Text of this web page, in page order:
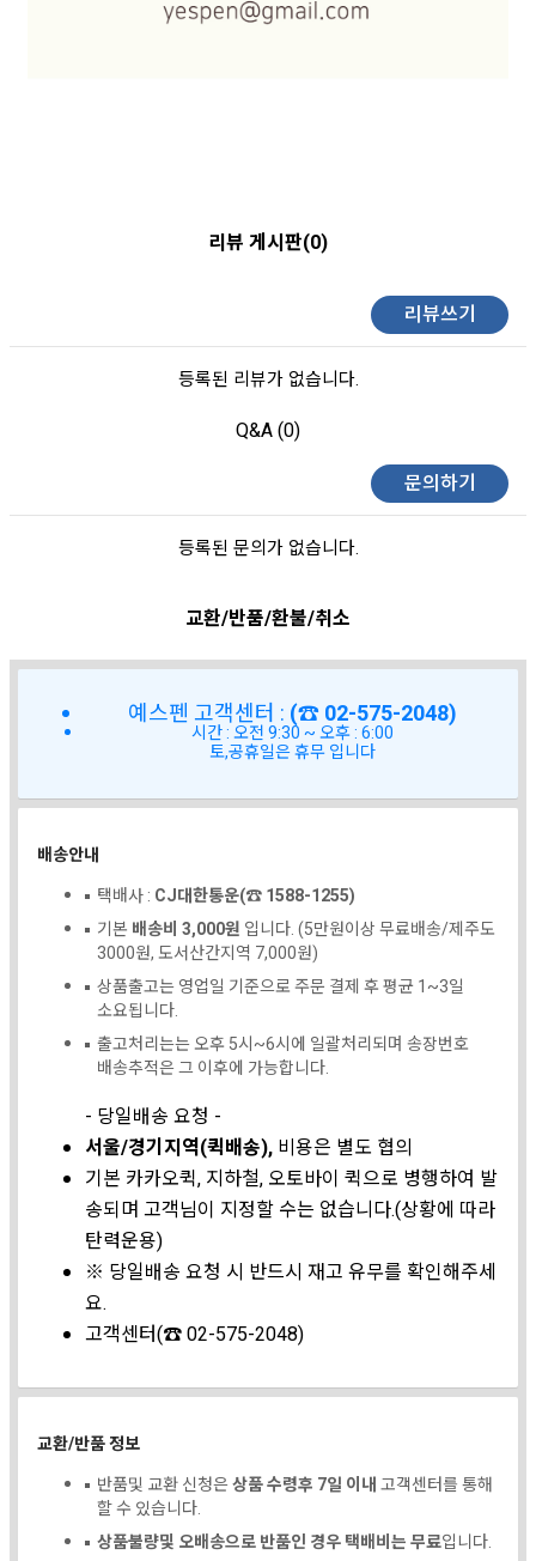
리뷰 게시판(0)
리뷰쓰기
등록된 리뷰가 없습니다.
Q&A (0)
문의하기
등록된 문의가 없습니다.
교환/반품/환불/취소
예스펜 고객센터 : (☎ 02-575-2048)
시간 : 오전 9:30 ~ 오후 : 6:00
토,공휴일은 휴무 입니다
배송안내
택배사 : CJ대한통운(☎ 1588-1255)
기본 배송비 3,000원 입니다. (5만원이상 무료배송/제주도
3000원, 도서산간지역 7,000원)
상품출고는 영업일 기준으로 주문 결제 후 평균 1~3일
소요됩니다.
출고처리는는 오후 5시~6시에 일괄처리되며 송장번호
배송추적은 그 이후에 가능합니다.
- 당일배송 요청 -
서울/경기지역(퀵배송), 비용은 별도 협의
기본 카카오퀵, 지하철, 오토바이 퀵으로 병행하여 발
송되며 고객님이 지정할 수는 없습니다.(상황에 따라
탄력운용)
※ 당일배송 요청 시 반드시 재고 유무를 확인해주세
요.
고객센터(☎ 02-575-2048)
교환/반품 정보
반품및 교환 신청은상품 수령후 7일 이내고객센터를 통해
할 수 있습니다.
상품불량및 오배송으로 반품인 경우 택배비는 무료입니다.